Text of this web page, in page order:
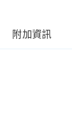
附加資訊